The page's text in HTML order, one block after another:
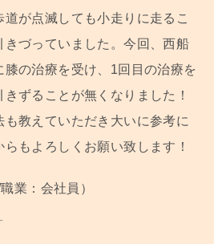
が点滅しても小走りに走るこ
きづっていました。今回、西船
膝の治療を受け、1回目の治療を
ずることが無くなりました！
教えていただき大いに参考に
もよろしくお願い致します！
業：会社員）